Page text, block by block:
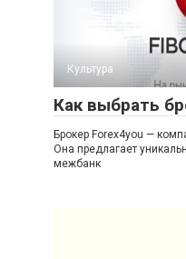
Культура
Как выбрать
Брокер Forex4you —
Она предлагает
межбанк